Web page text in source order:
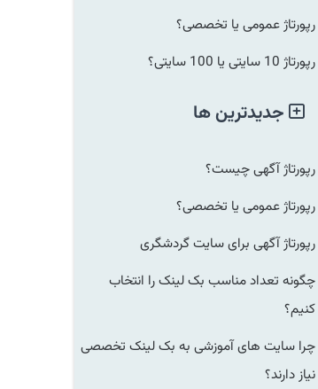
رپورتاژ عمومی یا تخصصی؟
رپورتاژ 10 سایتی یا 100 سایتی؟
جدیدترین ها
رپورتاژ آگهی چیست؟
رپورتاژ عمومی یا تخصصی؟
رپورتاژ آگهی برای سایت گردشگری
چگونه تعداد مناسب بک لینک را انتخاب
کنیم؟
چرا سایت های آموزشی به بک لینک تخصصی
نیاز دارند؟